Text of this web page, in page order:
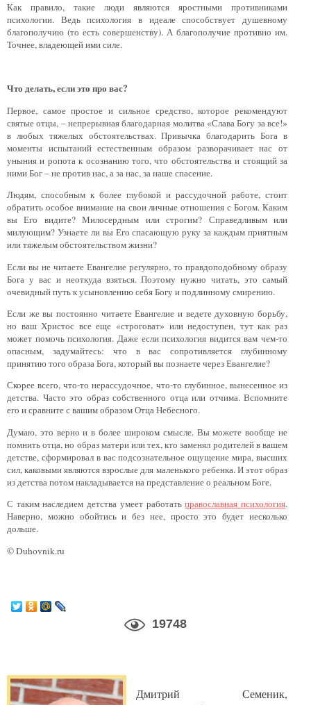
Как правило, такие люди являются яростными противниками
психологии. Ведь психология в идеале способствует душевному
благополучию (то есть совершенству). А благополучие противно им.
Точнее, владеющей ими силе.
Что делать, если это про вас?
Первое, самое простое и сильное средство, которое рекомендуют
святые отцы, – непрерывная благодарная молитва «Слава Богу за все!»
в любых тяжелых обстоятельствах. Привычка благодарить Бога в
моменты испытаний естественным образом разворачивает нас от
уныния и ропота к осознанию того, что обстоятельства и стоящий за
ними Бог – не против нас, а за нас, за наше спасение.
Людям, способным к более глубокой и рассудочной работе, стоит
обратить особое внимание на свои личные отношения с Богом. Каким
вы Его видите? Милосердным или строгим? Справедливым или
милующим? Узнаете ли вы Его спасающую руку за каждым приятным
или тяжелым обстоятельством жизни?
Если вы не читаете Евангелие регулярно, то правдоподобному образу
Бога у вас и неоткуда взяться. Поэтому нужно читать, это самый
очевидный путь к усыновлению себя Богу и подлинному смирению.
Если же вы постоянно читаете Евангелие и ведете духовную борьбу,
но ваш Христос все еще «строговат» или недоступен, тут как раз
может помочь психология. Даже если психология видится вам чем-то
опасным, задумайтесь: что в вас сопротивляется глубинному
принятию того образа Бога, который вы познаете через Евангелие?
Скорее всего, что-то нерассудочное, что-то глубинное, вынесенное из
детства. Часто это образ собственного отца или отчима. Вспомните
его и сравните с вашим образом Отца Небесного.
Думаю, это верно и в более широком смысле. Вы можете вообще не
помнить отца, но образ матери или тех, кто заменял родителей в вашем
детстве, сформировал в вас подсознательное ощущение мира, высших
сил, каковыми являются взрослые для маленького ребенка. И этот образ
из детства потом накладывается на представление о реальном Боге.
С таким наследием детства умеет работатьправославная психология.
Наверно, можно обойтись и без нее, просто это будет несколько
дольше.
© Duhovnik.ru
19748
Дмитрий Семеник,